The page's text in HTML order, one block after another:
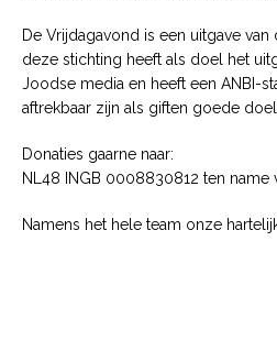
De Vrijdagavond is een uitgave van
deze stichting heeft als doel het
Joodse media en heeft een ANBI-
aftrekbaar zijn als giften goede
Donaties gaarne naar:
NL48 INGB 0008830812 ten name
Namens het hele team onze